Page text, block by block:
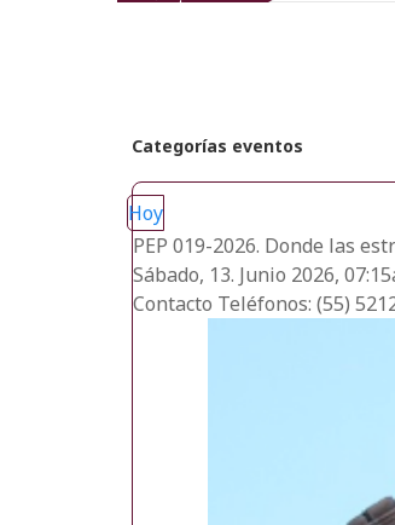
recientes
Categorías eventos
Hoy
PEP 019-2026. Donde las
Sábado, 13. Junio 2026,
Contacto Teléfonos: (55)